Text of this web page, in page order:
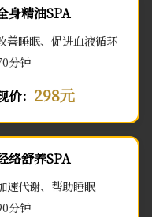
身精油SPA
善睡眠、促进血液循环
分钟
价： 298元
络舒养SPA
速代谢、帮助睡眠
分钟